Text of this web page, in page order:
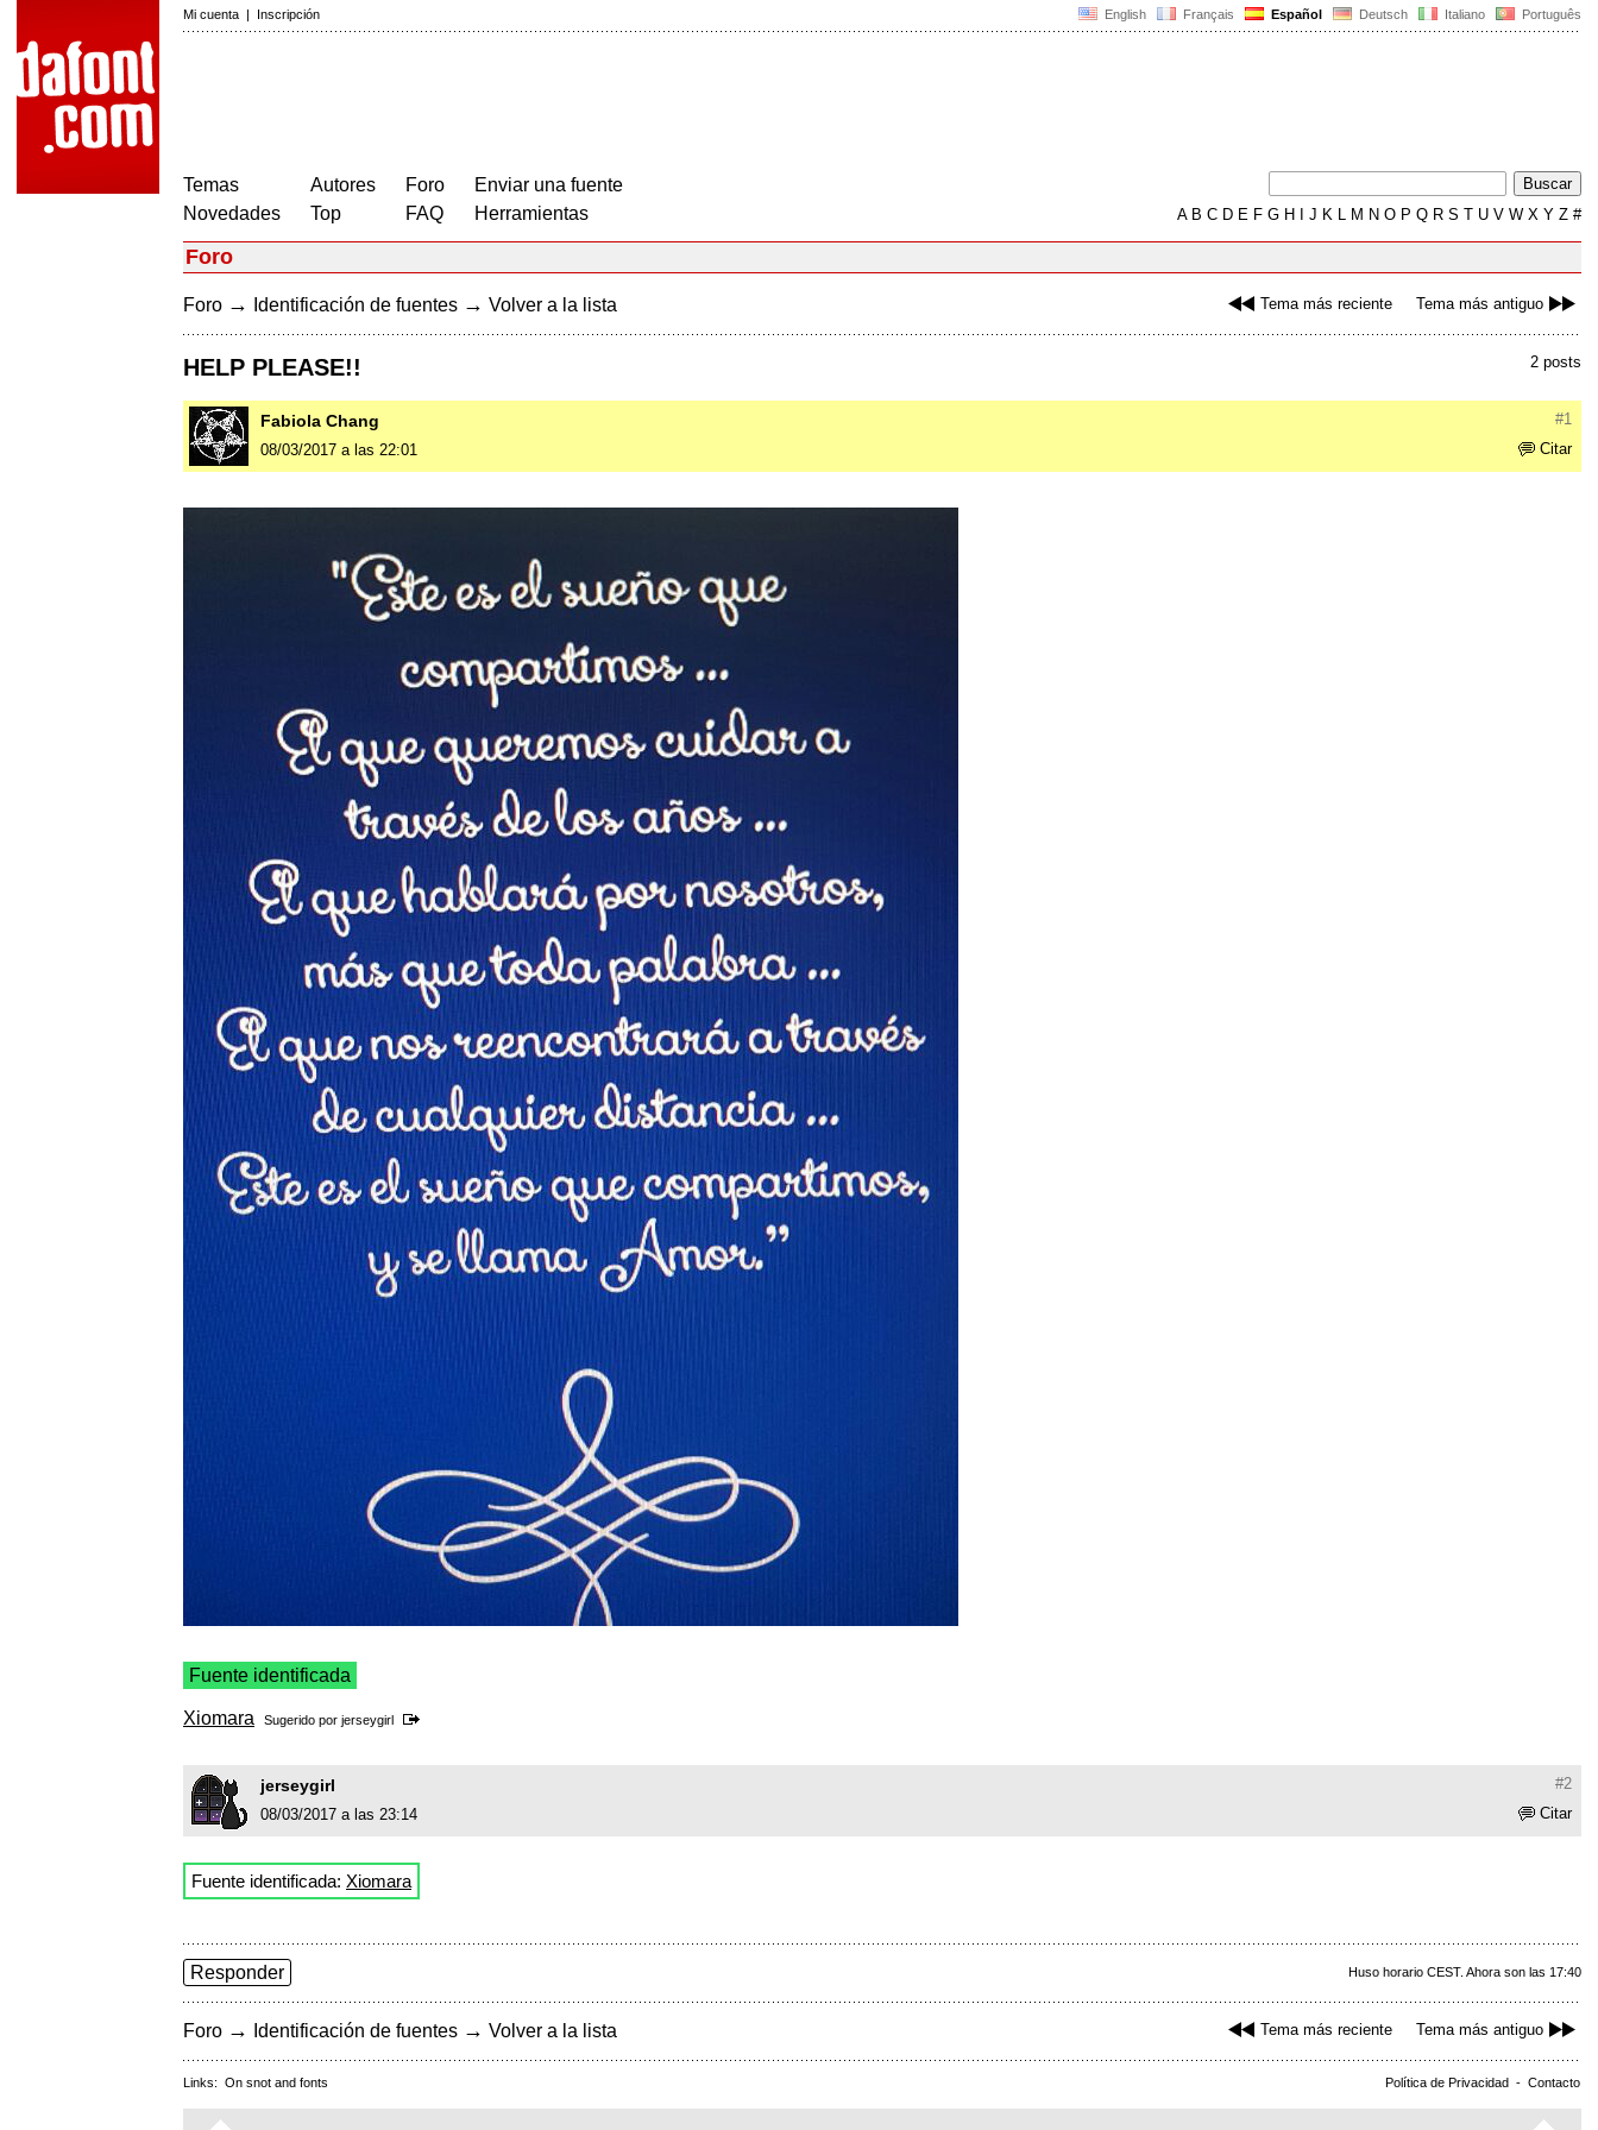
English Français Español Deutsch Italiano Português
Mi cuenta | Inscripción
Temas
Novedades
Autores
Top
Foro
FAQ
Enviar una fuente
Herramientas
AB C D E F G H J K L M N O P Q R S T U V W X Y Z #
Foro
Tema más reciente Tema más antiguo
Foro → Identificación de fuentes → Volver a la lista
2 posts
HELP PLEASE!!
#1
Fabiola Chang
Citar
08/03/2017 a las 22:01
Fuente identificada
Xiomara Sugerido por jerseygirl
#2
jerseygirl
Citar
08/03/2017 a las 23:14
Fuente identificada: Xiomara
Huso horario CEST. Ahora son las 17:40
Responder
Tema más reciente Tema más antiguo
Foro → Identificación de fuentes → Volver a la lista
Política de Privacidad - Contacto
Links: On snot and fonts